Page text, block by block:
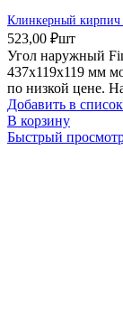
Клинкерный кирпич
523,00 ₽шт
Угол наружный
437х119х119 мм
по низкой цене.
Добавить в
В корзину
Быстрый